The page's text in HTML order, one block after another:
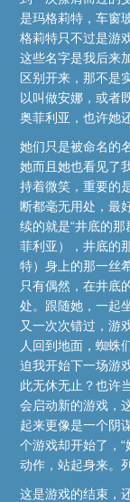
是玛格莉特，车窗
格莉特只不过是游
这些名字是我后来
区别开来，那不是
以叫做安娜，或者
奥菲利亚，也许她
她们只是被命名的
她而且她也看见了
持着微笑，重要的
断都毫无用处，最
续的就是“井底的
菲利亚），井底的
特）身上的那一丝
只有偶然，在井底
处。跟随她，一起
又一次次错过，游
人回到地面，蜘蛛
迫我开始下一场游
此无休无止？也许
会启动新的游戏，
起来更像是一个阴
个游戏却开始了，
动作，站起身来。
这是游戏的结束，